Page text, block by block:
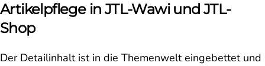
Artikelpflege in JTL-Wawi und JTL-
Shop
Der Detailinhalt ist in die Themenwelt eingebettet und